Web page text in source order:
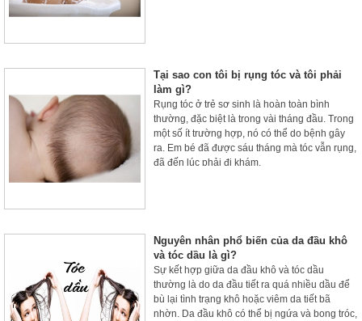
Tại sao con tôi bị rụng tóc và tôi phải
làm gì?
Rụng tóc ở trẻ sơ sinh là hoàn toàn bình
thường, đặc biệt là trong vài tháng đầu. Trong
một số ít trường hợp, nó có thể do bệnh gây
ra. Em bé đã được sáu tháng mà tóc vẫn rụng,
đã đến lúc phải đi khám.
Nguyên nhân phổ biến của da đầu khô
và tóc dầu là gì?
Sự kết hợp giữa da đầu khô và tóc dầu
thường là do da đầu tiết ra quá nhiều dầu để
bù lại tình trạng khô hoặc viêm da tiết bã
nhờn. Da đầu khô có thể bị ngứa và bong tróc,